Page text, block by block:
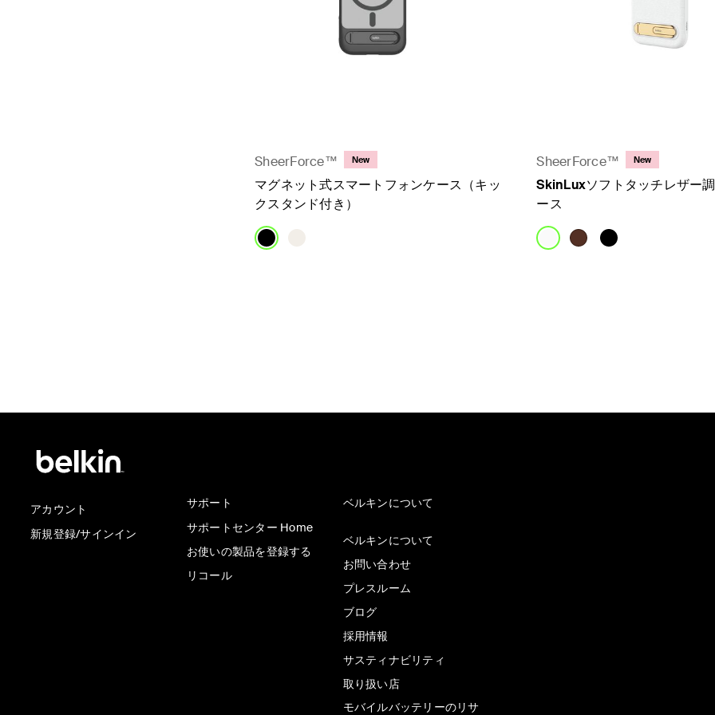
SheerForce™ New
マグネット式スマートフォンケース（キッ
クスタンド付き）
SheerForce™ New
SkinLuxソフトタッチレザー
ース
アカウント
新規登録/サインイン
サポート
サポートセンター Home
お使いの製品を登録する
リコール
ベルキンについて
ベルキンについて
お問い合わせ
プレスルーム
ブログ
採用情報
サスティナビリティ
取り扱い店
モバイルバッテリーのリサ